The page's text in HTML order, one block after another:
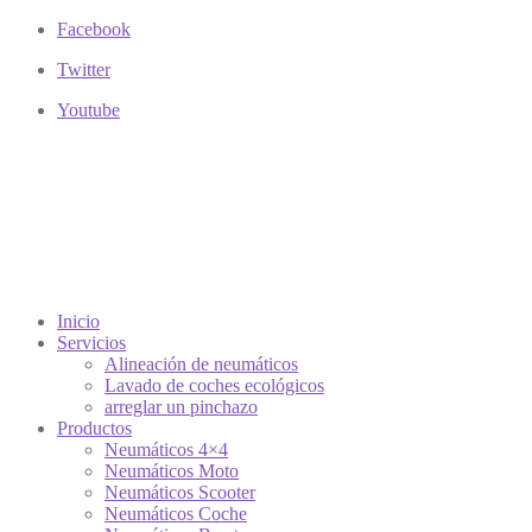
Facebook
Twitter
Youtube
Inicio
Servicios
Alineación de neumáticos
Lavado de coches ecológicos
arreglar un pinchazo
Productos
Neumáticos 4×4
Neumáticos Moto
Neumáticos Scooter
Neumáticos Coche